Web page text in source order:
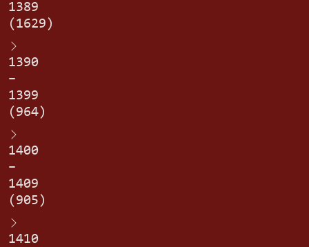
1389
(1629)
1390
–
1399
(964)
1400
–
1409
(905)
1410